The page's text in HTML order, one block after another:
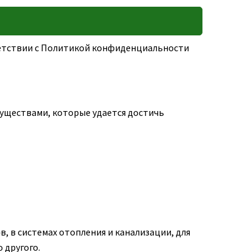
с Политикой конфиденциальности
которые удается достичь
системах отопления и канализации, для